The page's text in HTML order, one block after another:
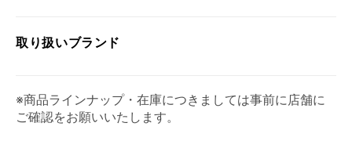
取り扱いブランド
※商品ラインナップ・在庫につきましては事前に店舗に
ご確認をお願いいたします。